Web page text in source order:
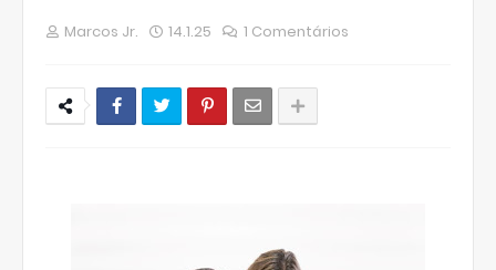
Marcos Jr. 14.1.25 1 Comentários